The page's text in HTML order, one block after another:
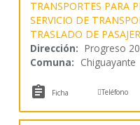
TRANSPORTES PARA
SERVICIO DE
TRASLADO DE
Dirección: Progreso
Comuna: Chiguayante
 Ficha Teléfono